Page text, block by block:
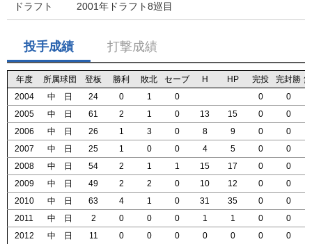
ドラフト 2001年ドラフト8巡目
投手成績 打撃成績
年度 所属球団 登板 勝利 敗北 セーブ H HP 完投 完封勝
2004
中 日 24 0 1 0 0
0
2005
中 日 61 2 1 0 13 15 0
0
2006
中 日 26 1 3 0 8 9 0
0
2007
中 日 25 1 0 0 4 5 0
0
2008
中 日 54 2 1 1 15 17 0
0
2009
中 日 49 2 2 0 10 12 0
0
2010
中 日 63 4 1 0 31 35 0
0
2011
中 日 2 0 0 0 1 1 0
0
2012
中 日 11 0 0 0 0 0 0
0
年度 所属球団 登板 勝利 敗北 セーブ H HP 完投 完封勝
2004
中 日 24 0 1 0 0
0
2005
中 日 61 2 1 0 13 15 0
0
2006
中 日 26 1 3 0 8 9 0
0
2007
中 日 25 1 0 0 4 5 0
0
2008
中 日 54 2 1 1 15 17 0
0
2009
中 日 49 2 2 0 10 12 0
0
2010
中 日 63 4 1 0 31 35 0
0
2011
中 日 2 0 0 0 1 1 0
0
2012
中 日 11 0 0 0 0 0 0
0
年度 所属球団 登板 勝利 敗北 セーブ H HP 完投 完封勝
2004
中 日 24 0 1 0 0
0
2005
中 日 61 2 1 0 13 15 0
0
2006
中 日 26 1 3 0 8 9 0
0
2007
中 日 25 1 0 0 4 5 0
0
2008
中 日 54 2 1 1 15 17 0
0
2009
中 日 49 2 2 0 10 12 0
0
2010
中 日 63 4 1 0 31 35 0
0
2011
中 日 2 0 0 0 1 1 0
0
2012
中 日 11 0 0 0 0 0 0
0
年度 所属球団 登板 勝利 敗北 セーブ H HP 完投 完封勝
2004
中 日 24 0 1 0 0
0
2005
中 日 61 2 1 0 13 15 0
0
2006
中 日 26 1 3 0 8 9 0
0
2007
中 日 25 1 0 0 4 5 0
0
2008
中 日 54 2 1 1 15 17 0
0
2009
中 日 49 2 2 0 10 12 0
0
2010
中 日 63 4 1 0 31 35 0
0
2011
中 日 2 0 0 0 1 1 0
0
2012
中 日 11 0 0 0 0 0 0
0